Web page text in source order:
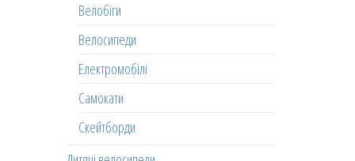
Велобіги
Велосипеди
Електромобілі
Самокати
Скейтборди